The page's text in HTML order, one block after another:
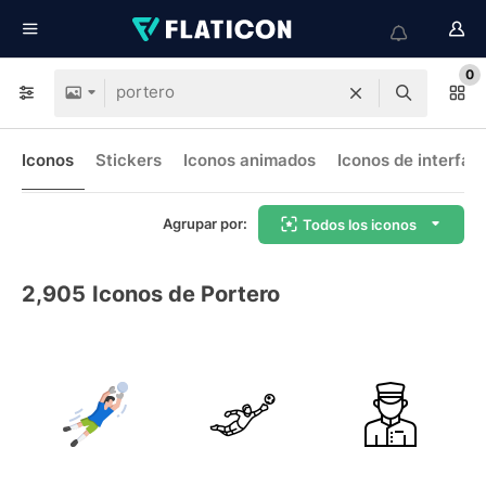
0
Iconos Stickers Iconos animados Iconos de interfaz
Agrupar por: Todos los iconos
2,905 Iconos de Portero